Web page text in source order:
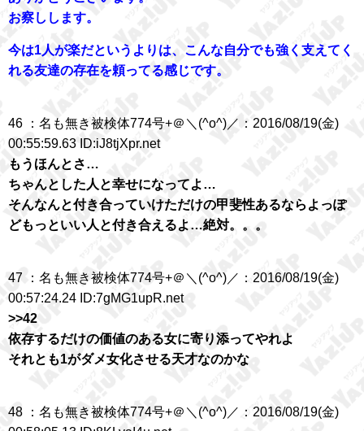
お察しします。
今は1人が楽だというよりは、こんな自分でも強く支えてく
れる友達の存在を頼ってる感じです。
46 ：名も無き被検体774号+＠＼(^o^)／：2016/08/19(金)
00:55:59.63 ID:iJ8tjXpr.net
もうほんとさ…
ちゃんとした人と幸せになってよ…
そんなんと付き合っていけただけの甲斐性あるならよっぽ
どもっといい人と付き合えるよ…絶対。。。
47 ：名も無き被検体774号+＠＼(^o^)／：2016/08/19(金)
00:57:24.24 ID:7gMG1upR.net
>>42
依存するだけの価値のある女に寄り添ってやれよ
それとも1がダメ女化させる天才なのかな
48 ：名も無き被検体774号+＠＼(^o^)／：2016/08/19(金)